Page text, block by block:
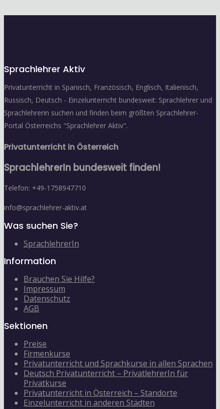
Sprachlehrer Aktiv
Privatunterricht in Spanisch, Französisch, Englisch, Italienisch,
Russisch, Deutsch - Einzelunterricht bundesweit: Sprachlehrer und
Sprachlehrerin suchen und finden beim größten Sprachlehrer-
Portal Österreichs "Sprachlehrer Aktiv".
Privatunterricht in Österreich
SprachlehrerIn bundesweit finden!
Telefon: +49-1758947710
info@sprachlehrer-aktiv.at
Was suchen Sie?
SprachlehrerIn
Information
Brauchen Sie Hilfe?
Impressum
Datenschutz
AGB
Sektionen
Preise
Firmenkurse
Privatunterricht und Sprachkurse in allen Sprachen
Deutsch Privatunterricht – PrivatlehrerIn für
Privatkurse
Privatunterricht in Österreich – Standorte
Einzelunterricht in anderen Städten